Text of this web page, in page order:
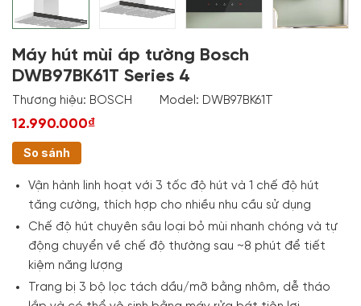
Máy hút mùi áp tường Bosch
DWB97BK61T Series 4
Thương hiệu: BOSCH Model: DWB97BK61T
12.990.000₫
So sánh
Vận hành linh hoạt với 3 tốc độ hút và 1 chế độ hút
tăng cường, thích hợp cho nhiều nhu cầu sử dụng
Chế độ hút chuyên sâu loại bỏ mùi nhanh chóng và tự
động chuyển về chế độ thường sau ~8 phút để tiết
kiệm năng lượng
Trang bị 3 bộ lọc tách dầu/mỡ bằng nhôm, dễ tháo